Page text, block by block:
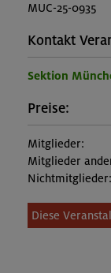
MUC-25-0935
Kontakt
Sektion
Preise:
Mitglieder:
Mitglieder
Nichtmitglieder:
Diese